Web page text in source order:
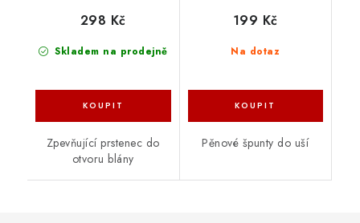
Skladem na prodejně
298 Kč
Zpevňující prstenec do
otvoru blány
Na dotaz
199 Kč
Pěnové špunty do uší